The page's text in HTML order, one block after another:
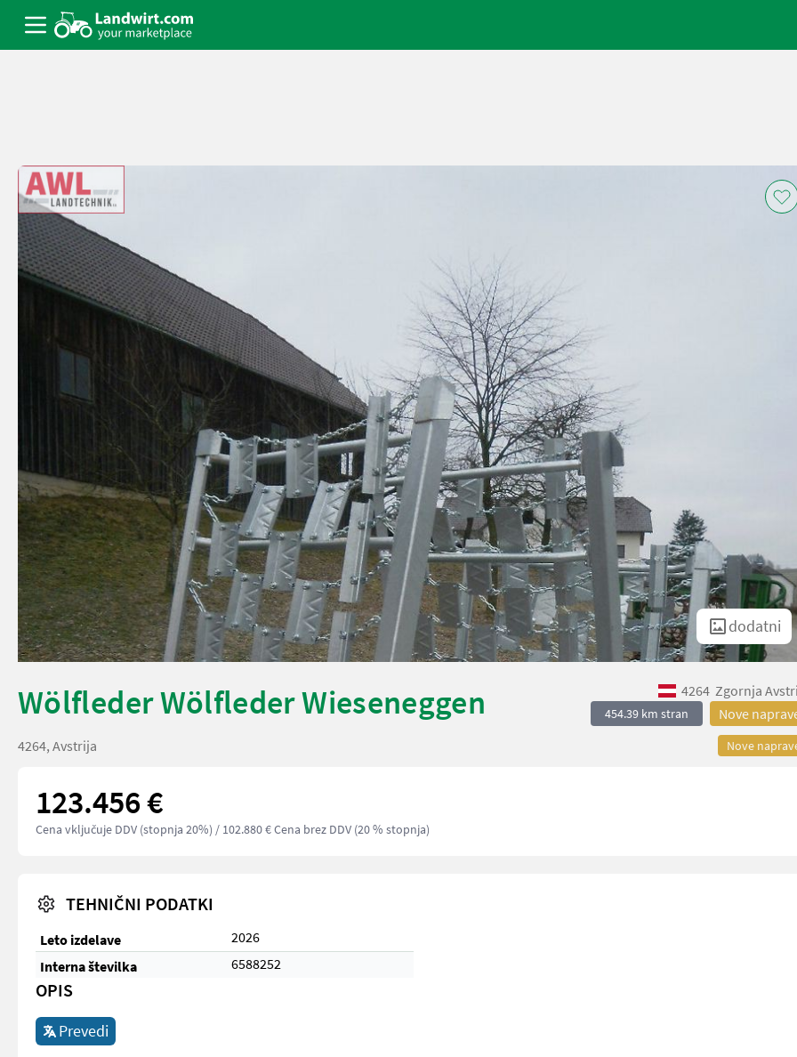
dodatni
Wölfleder Wölfleder Wieseneggen 4264 Zgornja
454.39 km stran Nove
Nove
4264, Avstrija
123.456 €
Cena vključuje DDV (stopnja 20%) / 102.880 € Cena brez DDV (20 % stopnja)
TEHNIČNI PODATKI
Leto izdelave
2026
Interna številka
6588252
OPIS
Prevedi